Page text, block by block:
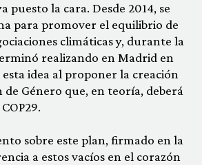
puesto la cara. Desde 2014, se
para promover el equilibrio de
climáticas y, durante la
realizando en Madrid en
idea al proponer la creación
de Género que, en teoría, deberá
sobre este plan, firmado en la
a estos vacíos en el corazón